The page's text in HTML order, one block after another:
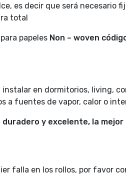
es decir que será necesario
total
papeles Non – woven
en dormitorios, living,
a fuentes de vapor, calor o
y excelente, la mejor
falla en los rollos, por favor